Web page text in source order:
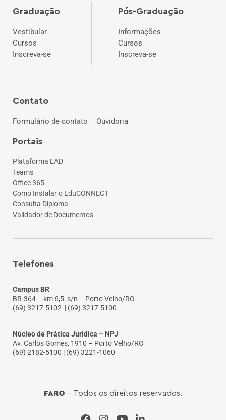
Graduação
Vestibular
Cursos
Inscreva-se
Pós-Graduação
Informações
Cursos
Inscreva-se
Contato
Formulário de contato Ouvidoria
Portais
Plataforma EAD
Teams
Office 365
Como Instalar o EduCONNECT
Consulta Diploma
Validador de Documentos
Telefones
Campus BR
BR-364 – km 6,5 s/n – Porto Velho/RO
(69) 3217-5102 | (69) 3217-5100
Núcleo de Prática Jurídica – NPJ
Av. Carlos Gomes, 1910 – Porto Velho/RO
(69) 2182-5100 | (69) 3221-1060
FARO - Todos os direitos reservados.